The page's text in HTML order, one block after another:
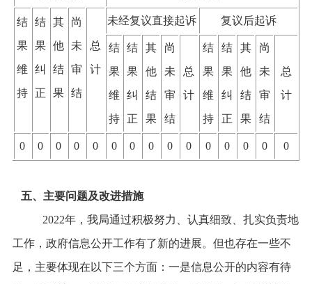
结
果
维
持
结
果
纠
正
其
他
结
果
尚
未
审
结
总
计
未经复议直接起诉 复议后起诉
结
果
维
持
结
果
纠
正
其
他
结
果
尚
未
审
结
总
计
结
果
维
持
结
果
纠
正
其
他
结
果
尚
未
审
结
总
计
0 0 0 0 0 0 0 0 0 0 0 0 0 0 0
五、主要问题及改进措施
2022年，我局通过积极努力、认真细致、扎实负责地
工作，政府信息公开工作有了新的进展。但也存在一些不
足，主要体现在以下三个方面：一是信息公开的内容有待